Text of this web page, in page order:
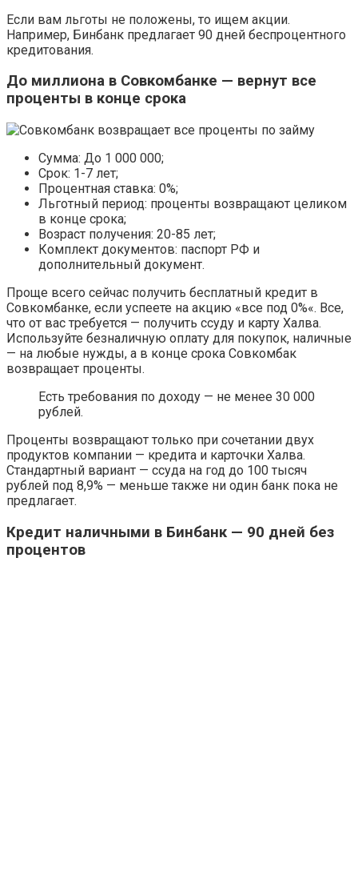
Если вам льготы не положены, то ищем акции.
Например, Бинбанк предлагает 90 дней беспроцентного
кредитования.
До миллиона в Совкомбанке — вернут все
проценты в конце срока
Сумма: До 1 000 000;
Срок: 1-7 лет;
Процентная ставка: 0%;
Льготный период: проценты возвращают целиком
в конце срока;
Возраст получения: 20-85 лет;
Комплект документов: паспорт РФ и
дополнительный документ.
Проще всего сейчас получить бесплатный кредит в
Совкомбанке, если успеете на акцию «все под 0%«. Все,
что от вас требуется — получить ссуду и карту Халва.
Используйте безналичную оплату для покупок, наличные
— на любые нужды, а в конце срока Совкомбак
возвращает проценты.
Есть требования по доходу — не менее 30 000
рублей.
Проценты возвращают только при сочетании двух
продуктов компании — кредита и карточки Халва.
Стандартный вариант — ссуда на год до 100 тысяч
рублей под 8,9% — меньше также ни один банк пока не
предлагает.
Кредит наличными в Бинбанк — 90 дней без
процентов